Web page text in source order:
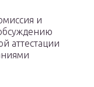
и
аттестации